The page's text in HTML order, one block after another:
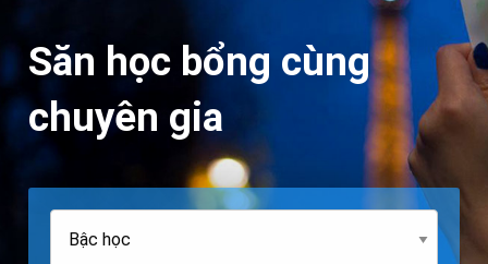
Săn học bổng cùng
chuyên gia